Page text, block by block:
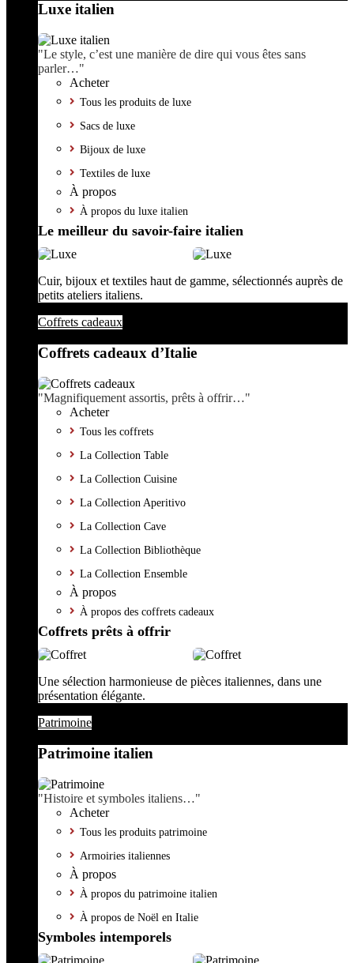
Luxe italien
"Le style, c’est une manière de dire qui vous êtes sans
parler…"
Acheter
Tous les produits de luxe
Sacs de luxe
Bijoux de luxe
Textiles de luxe
À propos
À propos du luxe italien
Le meilleur du savoir-faire italien
Cuir, bijoux et textiles haut de gamme, sélectionnés auprès de
petits ateliers italiens.
Coffrets cadeaux
Coffrets cadeaux d’Italie
"Magnifiquement assortis, prêts à offrir…"
Acheter
Tous les coffrets
La Collection Table
La Collection Cuisine
La Collection Aperitivo
La Collection Cave
La Collection Bibliothèque
La Collection Ensemble
À propos
À propos des coffrets cadeaux
Coffrets prêts à offrir
Une sélection harmonieuse de pièces italiennes, dans une
présentation élégante.
Patrimoine
Patrimoine italien
"Histoire et symboles italiens…"
Acheter
Tous les produits patrimoine
Armoiries italiennes
À propos
À propos du patrimoine italien
À propos de Noël en Italie
Symboles intemporels